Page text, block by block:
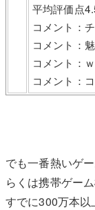
平均評価点
コメント：
コメント：
コメント：
コメント：
でも一番熱いゲ
らくは携帯ゲー
すでに300万本